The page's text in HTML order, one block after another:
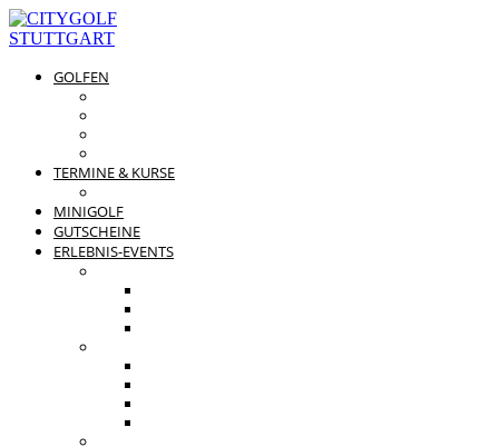
GOLFEN
TERMINE & KURSE
MINIGOLF
GUTSCHEINE
ERLEBNIS-EVENTS